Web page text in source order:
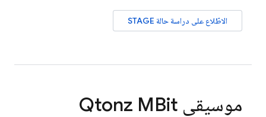
الاطّلاع على دراسة حالة STAGE
موسيقى Qtonz MBit